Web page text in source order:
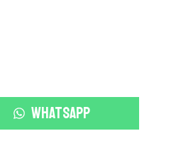
S
H
WHATSAPP